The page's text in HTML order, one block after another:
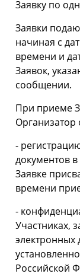
Заявку по
Заявки
начиная с
времени и
Заявок,
сообщении.
При приеме
Организатор
-
документов
Заявке
времени
-
Участниках,
электронных
Российской